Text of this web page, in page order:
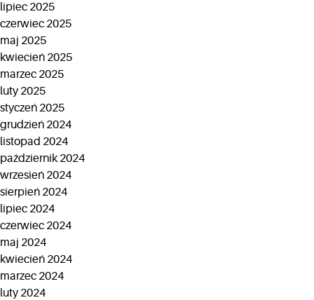
lipiec 2025
czerwiec 2025
maj 2025
kwiecień 2025
marzec 2025
luty 2025
styczeń 2025
grudzień 2024
listopad 2024
październik 2024
wrzesień 2024
sierpień 2024
lipiec 2024
czerwiec 2024
maj 2024
kwiecień 2024
marzec 2024
luty 2024